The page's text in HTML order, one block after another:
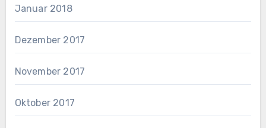
Januar 2018
Dezember 2017
November 2017
Oktober 2017